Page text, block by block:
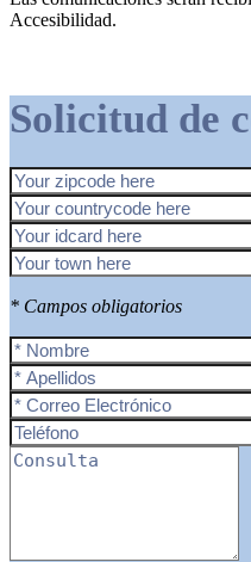
Accesibilidad.
Solicitud de
* Campos obligatorios